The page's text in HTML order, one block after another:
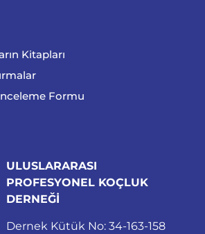
Kitapları
Formu
ULUSLARARASI
PROFESYONEL KOÇLUK
DERNEĞİ
Dernek Kütük No: 34-163-158